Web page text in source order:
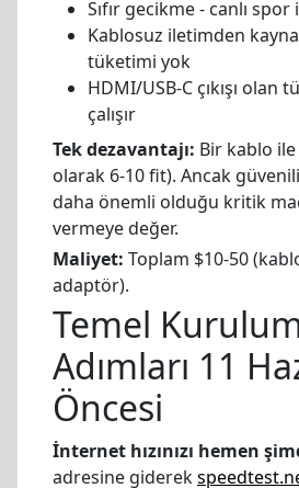
Sıfır gecikme - canlı
Kablosuz iletimden
tüketimi yok
HDMI/USB-C çıkışı olan
çalışır
Tek dezavantajı: Bir kablo ile
olarak 6-10 fit). Ancak
daha önemli olduğu kritik
vermeye değer.
Maliyet: Toplam $10-50
adaptör).
Temel
Adımları 11
Öncesi
İnternet hızınızı hemen
adresine giderek